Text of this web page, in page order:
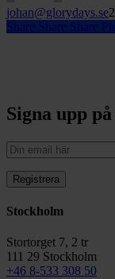
johan@glorydays.se
Signa upp
Stockholm
Stortorget 7, 2 tr
111 29 Stockholm
+46 8-533 308 50